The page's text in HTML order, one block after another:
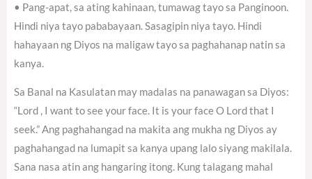
• Pang-apat, sa ating kahinaan, tumawag tayo sa Panginoon.
Hindi niya tayo pababayaan. Sasagipin niya tayo. Hindi
hahayaan ng Diyos na maligaw tayo sa paghahanap natin sa
kanya.
Sa Banal na Kasulatan may madalas na panawagan sa Diyos:
“Lord , I want to see your face. It is your face O Lord that I
seek.” Ang paghahangad na makita ang mukha ng Diyos ay
paghahangad na lumapit sa kanya upang lalo siyang makilala.
Sana nasa atin ang hangaring itong. Kung talagang mahal